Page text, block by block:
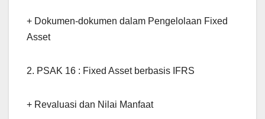
+ Dokumen-dokumen dalam Pengelolaan Fixed
Asset
2. PSAK 16 : Fixed Asset berbasis IFRS
+ Revaluasi dan Nilai Manfaat